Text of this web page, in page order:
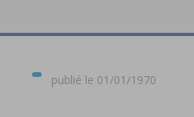
publié le 01/01/1970